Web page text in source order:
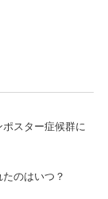
ポスター症候群に
のはいつ？